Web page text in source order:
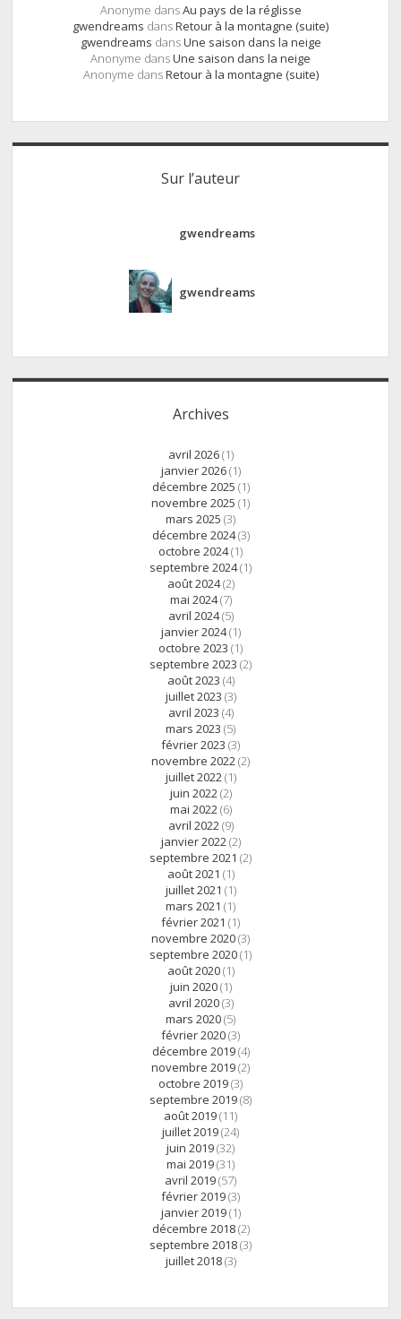
Anonyme dansAu pays de la réglisse
gwendreams dansRetour à la montagne (suite)
gwendreams dansUne saison dans la neige
Anonyme dansUne saison dans la neige
Anonyme dansRetour à la montagne (suite)
Sur l’auteur
gwendreams
gwendreams
Archives
avril 2026(1)
janvier 2026(1)
décembre 2025 (1)
novembre 2025 (1)
mars 2025 (3)
décembre 2024(3)
octobre 2024(1)
septembre 2024(1)
août 2024(2)
mai 2024(7)
avril 2024(5)
janvier 2024(1)
octobre 2023 (1)
septembre 2023 (2)
août 2023 (4)
juillet 2023 (3)
avril 2023 (4)
mars 2023 (5)
février 2023 (3)
novembre 2022 (2)
juillet 2022 (1)
juin 2022 (2)
mai 2022 (6)
avril 2022 (9)
janvier 2022 (2)
septembre 2021 (2)
août 2021 (1)
juillet 2021 (1)
mars 2021 (1)
février 2021 (1)
novembre 2020(3)
septembre 2020(1)
août 2020(1)
juin 2020(1)
avril 2020(3)
mars 2020(5)
février 2020(3)
décembre 2019(4)
novembre 2019(2)
octobre 2019(3)
septembre 2019(8)
août 2019(11)
juillet 2019(24)
juin 2019(32)
mai 2019(31)
avril 2019(57)
février 2019(3)
janvier 2019(1)
décembre 2018(2)
septembre 2018(3)
juillet 2018(3)